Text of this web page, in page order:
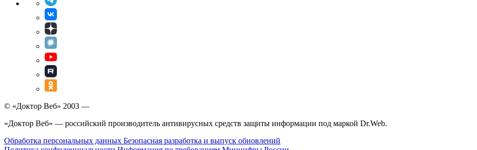
© «Доктор Веб» 2003 —
«Доктор Веб» — российский производитель антивирусных средств защиты информации под маркой Dr.Web.
Обработка персональных данных Безопасная разработка и выпуск обновлений